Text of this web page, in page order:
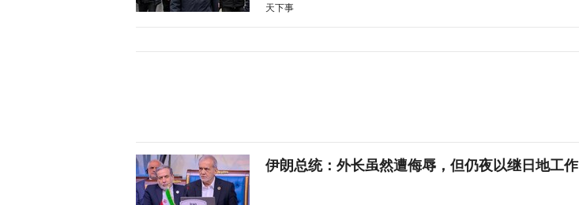
天下事
伊朗总统：外长虽然遭侮辱，但仍夜以继日地工作